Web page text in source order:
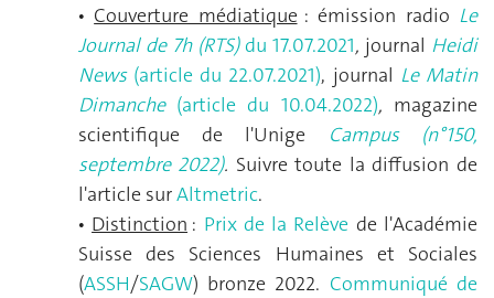
• Couverture médiatique: émission radio Le
Journal de 7h (RTS) du 17.07.2021, journal Heidi
News(article du 22.07.2021), journal Le Matin
Dimanche (article du 10.04.2022), magazine
scientifique de l'Unige Campus (n°150,
septembre 2022). Suivre toute la diffusion de
l'article surAltmetric.
• Distinction : Prix de la Relève de l'Académie
Suisse des Sciences Humaines et Sociales
(ASSH/SAGW) bronze 2022. Communiqué de